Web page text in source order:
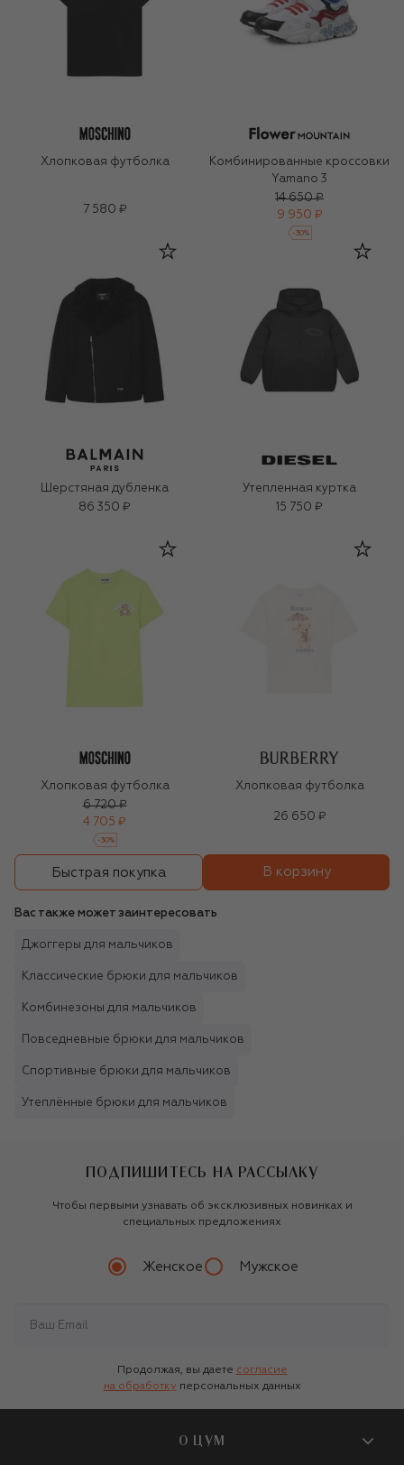
Хлопковая футболка
7 580 ₽
Комбинированные кроссовки
Yamano 3
14 650 ₽
9 950 ₽
-30%
Шерстяная дубленка
86 350 ₽
Утепленная куртка
15 750 ₽
Хлопковая футболка
6 720 ₽
4 705 ₽
-30%
Хлопковая футболка
26 650 ₽
Быстрая покупка В корзину
Вас также может заинтересовать
Джоггеры для мальчиков
Классические брюки для мальчиков
Комбинезоны для мальчиков
Повседневные брюки для мальчиков
Спортивные брюки для мальчиков
Утеплённые брюки для мальчиков
ПОДПИШИТЕСЬ НА РАССЫЛКУ
Чтобы первыми узнавать об эксклюзивных новинках и
специальных предложениях
Женское Мужское
Продолжая, вы даете согласие
на обработку персональных данных
О ЦУМ